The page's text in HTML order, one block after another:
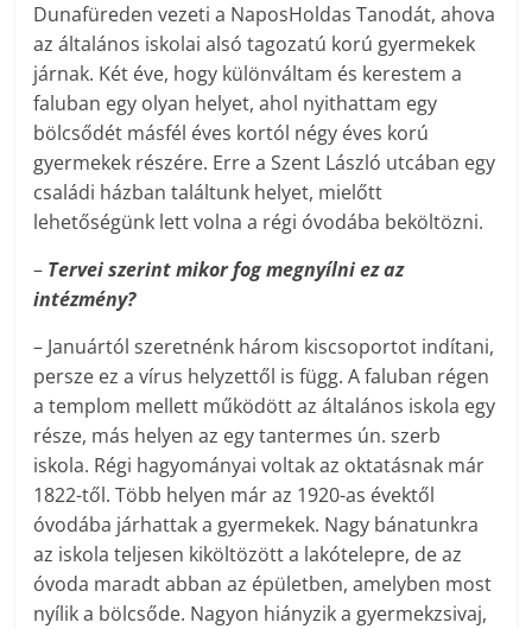
Dunafüreden vezeti a NaposHoldas Tanodát, ahova
az általános iskolai alsó tagozatú korú gyermekek
járnak. Két éve, hogy különváltam és kerestem a
faluban egy olyan helyet, ahol nyithattam egy
bölcsődét másfél éves kortól négy éves korú
gyermekek részére. Erre a Szent László utcában egy
családi házban találtunk helyet, mielőtt
lehetőségünk lett volna a régi óvodába beköltözni.
– Tervei szerint mikor fog megnyílni ez az
intézmény?
– Januártól szeretnénk három kiscsoportot indítani,
persze ez a vírus helyzettől is függ. A faluban régen
a templom mellett működött az általános iskola egy
része, más helyen az egy tantermes ún. szerb
iskola. Régi hagyományai voltak az oktatásnak már
1822-től. Több helyen már az 1920-as évektől
óvodába járhattak a gyermekek. Nagy bánatunkra
az iskola teljesen kiköltözött a lakótelepre, de az
óvoda maradt abban az épületben, amelyben most
nyílik a bölcsőde. Nagyon hiányzik a gyermekzsivaj,